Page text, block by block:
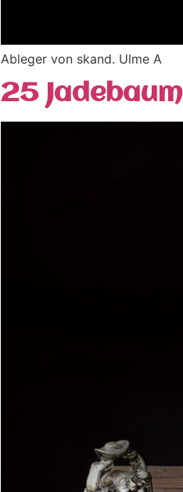
Ableger von skand. Ulme A
25 Jadebaum